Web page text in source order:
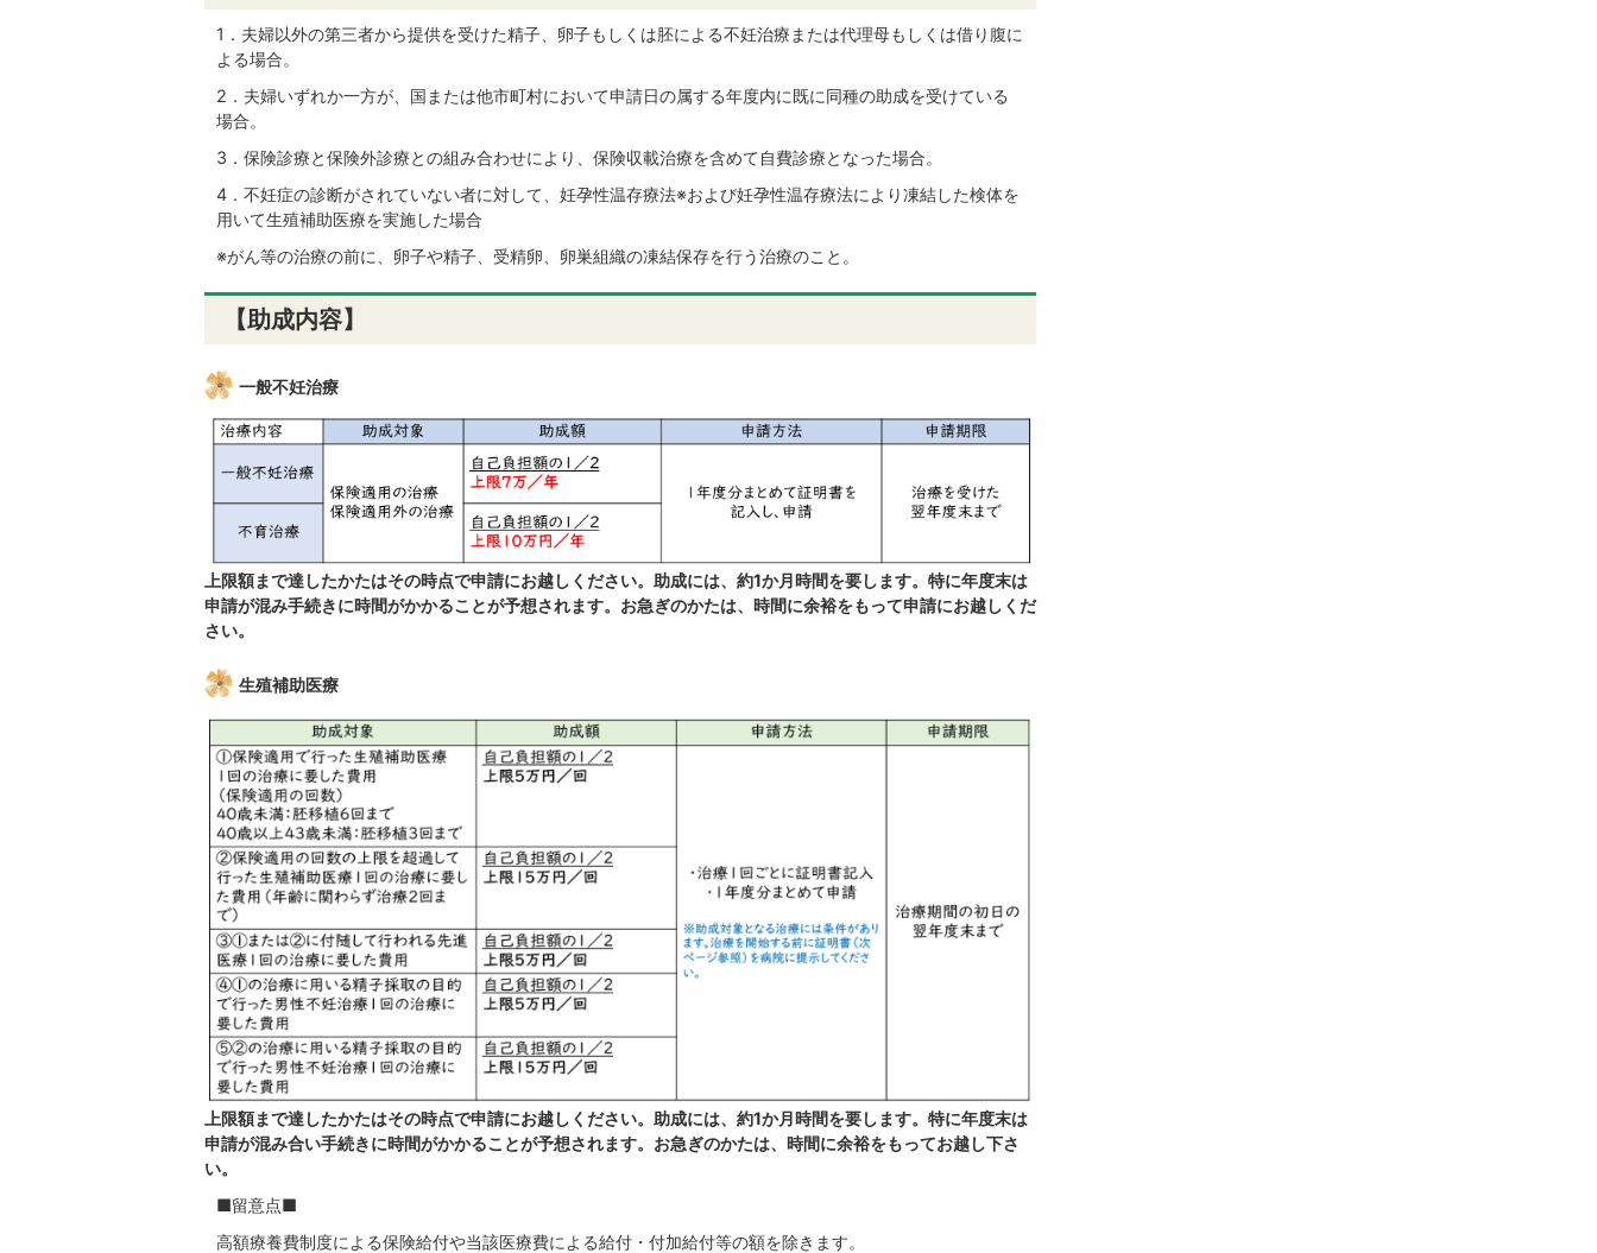
1．夫婦以外の第三者から提供を受けた精子、卵子もしくは胚による不妊治療または代理母もしくは借り腹に
よる場合。
2．夫婦いずれか一方が、国または他市町村において申請日の属する年度内に既に同種の助成を受けている
場合。
3．保険診療と保険外診療との組み合わせにより、保険収載治療を含めて自費診療となった場合。
4．不妊症の診断がされていない者に対して、妊孕性温存療法※および妊孕性温存療法により凍結した検体を
用いて生殖補助医療を実施した場合
※がん等の治療の前に、卵子や精子、受精卵、卵巣組織の凍結保存を行う治療のこと。
【助成内容】
一般不妊治療
上限額まで達したかたはその時点で申請にお越しください。助成には、約1か月時間を要します。特に年度末は
申請が混み手続きに時間がかかることが予想されます。お急ぎのかたは、時間に余裕をもって申請にお越しくだ
さい。
生殖補助医療
上限額まで達したかたはその時点で申請にお越しください。助成には、約1か月時間を要します。特に年度末は
申請が混み合い手続きに時間がかかることが予想されます。お急ぎのかたは、時間に余裕をもってお越し下さ
い。
■留意点■
高額療養費制度による保険給付や当該医療費による給付・付加給付等の額を除きます。